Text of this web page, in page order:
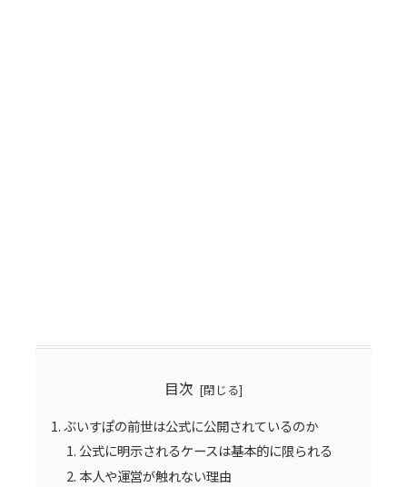
目次
ぶいすぽの前世は公式に公開されているのか
公式に明示されるケースは基本的に限られる
本人や運営が触れない理由